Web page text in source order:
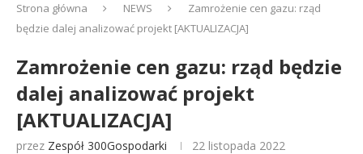
Strona główna NEWS
Zamrożenie cen gazu: rząd
będzie dalej analizować projekt [AKTUALIZACJA]
Zamrożenie cen gazu: rząd będzie
dalej analizować projekt
[AKTUALIZACJA]
przez Zespół 300Gospodarki 22 listopada 2022